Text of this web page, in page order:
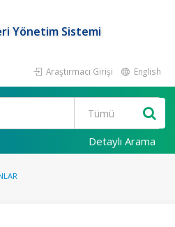
Yönetim Sistemi
Araştırmacı Girişi English
Detaylı Arama